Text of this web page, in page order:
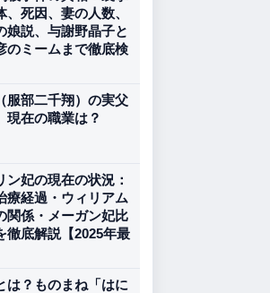
、死因、妻の人数、
娘説、与謝野晶子と
のミームまで徹底検
服部二千翔）の実父
現在の職業は？
ン妃の現在の状況：
療経過・ウィリアム
関係・メーガン妃比
徹底解説【2025年最
は？ものまね「はに